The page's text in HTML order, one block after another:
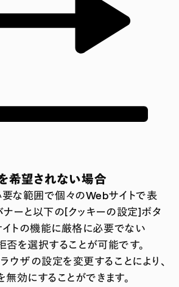
希望されない場合
な範囲で個々のWebサイトで表
ーと以下の[クッキーの設定]ボタ
イトの機能に厳格に必要でない
を選択することが可能です。
ウザの設定を変更することにより、
効にすることができます。